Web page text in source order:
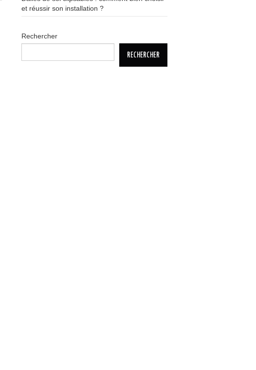
et réussir son installation ?
Rechercher
RECHERCHER